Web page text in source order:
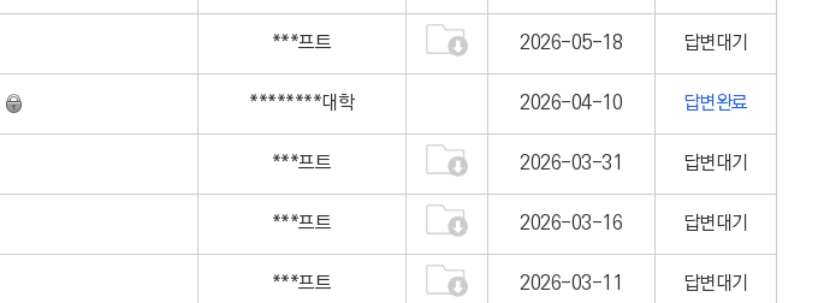
***프트 2026-05-18 답변대기
********대학 2026-04-10 답변완료
***프트 2026-03-31 답변대기
***프트 2026-03-16 답변대기
***프트 2026-03-11 답변대기